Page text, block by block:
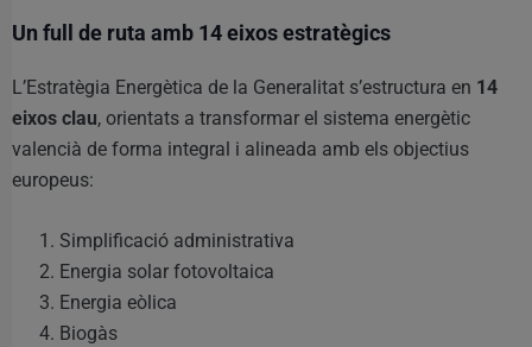
Un full de ruta amb 14 eixos estratègics
L’Estratègia Energètica de la Generalitat s’estructura en 14
eixos clau, orientats a transformar el sistema energètic
valencià de forma integral i alineada amb els objectius
europeus:
Simplificació administrativa
Energia solar fotovoltaica
Energia eòlica
Biogàs